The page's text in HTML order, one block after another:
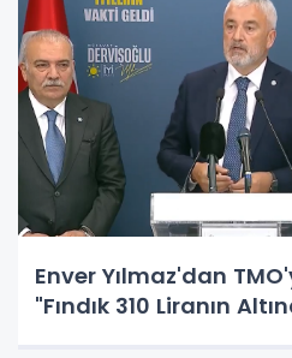
Enver Yılmaz'dan
"Fındık 310 Liranın